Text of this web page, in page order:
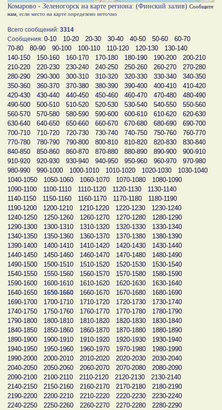
Комарово - Зеленогорск на карте региона: (Финский залив) Сообщите
нам , если место на карте определено неточно
Всего сообщений: 3314
Сообщения: 0-10 10-20 20-30 30-40 40-50 50-60
60-70
70-80
80-90 90-100 100-110 110-120 120-130
130-140
140-150
150-160 160-170 170-180 180-190 190-200
200-210
210-220
220-230 230-240 240-250 250-260 260-270
270-280
280-290
290-300 300-310 310-320 320-330 330-340
340-350
350-360
360-370 370-380 380-390 390-400 400-410
410-420
420-430
430-440 440-450 450-460 460-470 470-480
480-490
490-500
500-510 510-520 520-530 530-540 540-550
550-560
560-570
570-580 580-590 590-600 600-610 610-620
620-630
630-640
640-650 650-660 660-670 670-680 680-690
690-700
700-710
710-720 720-730 730-740 740-750 750-760
760-770
770-780
780-790 790-800 800-810 810-820 820-830
830-840
840-850
850-860 860-870 870-880 880-890 890-900
900-910
910-920
920-930 930-940 940-950 950-960 960-970
970-980
980-990
990-1000 1000-1010 1010-1020 1020-1030
1030-1040
1040-1050
1050-1060 1060-1070 1070-1080
1080-1090
1090-1100
1100-1110 1110-1120 1120-1130
1130-1140
1140-1150
1150-1160 1160-1170 1170-1180
1180-1190
1190-1200
1200-1210 1210-1220 1220-1230
1230-1240
1240-1250
1250-1260 1260-1270 1270-1280
1280-1290
1290-1300
1300-1310 1310-1320 1320-1330
1330-1340
1340-1350
1350-1360 1360-1370 1370-1380
1380-1390
1390-1400
1400-1410 1410-1420 1420-1430
1430-1440
1440-1450
1450-1460 1460-1470 1470-1480
1480-1490
1490-1500
1500-1510 1510-1520 1520-1530
1530-1540
1540-1550
1550-1560 1560-1570 1570-1580
1580-1590
1590-1600
1600-1610 1610-1620 1620-1630
1630-1640
1640-1650
1650-1660 1660-1670 1670-1680
1680-1690
1690-1700
1700-1710 1710-1720 1720-1730
1730-1740
1740-1750
1750-1760 1760-1770 1770-1780
1780-1790
1790-1800
1800-1810 1810-1820 1820-1830
1830-1840
1840-1850
1850-1860 1860-1870 1870-1880
1880-1890
1890-1900
1900-1910 1910-1920 1920-1930
1930-1940
1940-1950
1950-1960 1960-1970 1970-1980
1980-1990
1990-2000
2000-2010 2010-2020 2020-2030
2030-2040
2040-2050
2050-2060 2060-2070 2070-2080
2080-2090
2090-2100
2100-2110 2110-2120 2120-2130
2130-2140
2140-2150
2150-2160 2160-2170 2170-2180
2180-2190
2190-2200
2200-2210 2210-2220 2220-2230
2230-2240
2240-2250
2250-2260 2260-2270 2270-2280
2280-2290